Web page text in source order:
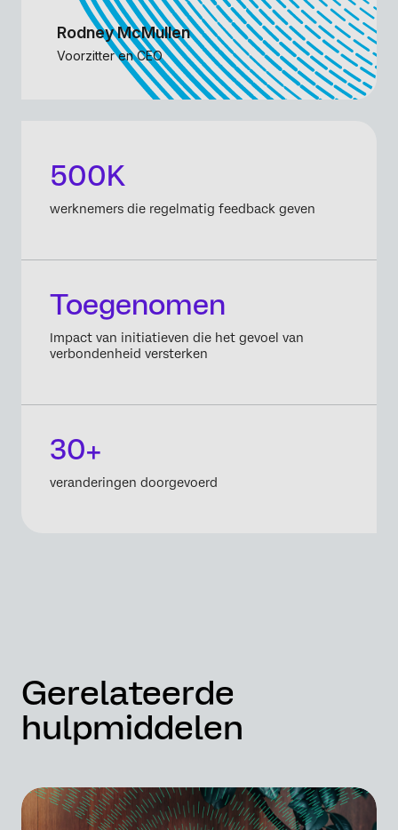
Rodney McMullen
Voorzitter en CEO
500K
werknemers die regelmatig feedback geven
Toegenomen
Impact van initiatieven die het gevoel van
verbondenheid versterken
30+
veranderingen doorgevoerd
Gerelateerde
hulpmiddelen